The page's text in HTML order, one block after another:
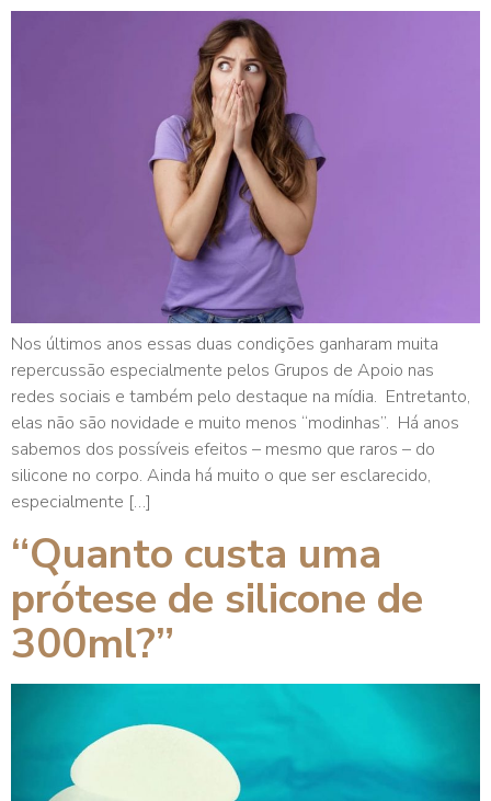
Nos últimos anos essas duas condições ganharam muita
repercussão especialmente pelos Grupos de Apoio nas
redes sociais e também pelo destaque na mídia. Entretanto,
elas não são novidade e muito menos “modinhas”. Há anos
sabemos dos possíveis efeitos – mesmo que raros – do
silicone no corpo. Ainda há muito o que ser esclarecido,
especialmente […]
“Quanto custa uma
prótese de silicone de
300ml?”